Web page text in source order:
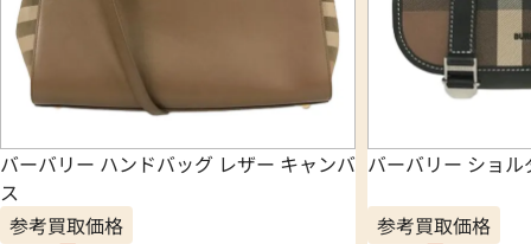
バーバリー ハンドバッグ レザー キャンバ
ス
参考買取価格
バーバリー ショル
参考買取価格